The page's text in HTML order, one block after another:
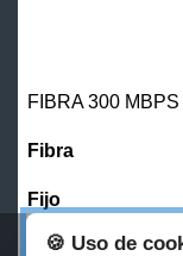
FIBRA 300 MBPS
🍪 Uso de